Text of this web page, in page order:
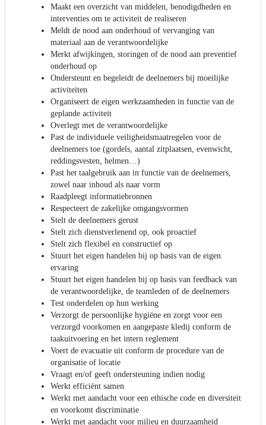
Maakt een overzicht van middelen, benodigdheden en
interventies om te activiteit de realiseren
Meldt de nood aan onderhoud of vervanging van
materiaal aan de verantwoordelijke
Merkt afwijkingen, storingen of de nood aan preventief
onderhoud op
Ondersteunt en begeleidt de deelnemers bij moeilijke
activiteiten
Organiseert de eigen werkzaamheden in functie van de
geplande activiteit
Overlegt met de verantwoordelijke
Past de individuele veiligheidsmaatregelen voor de
deelnemers toe (gordels, aantal zitplaatsen, evenwicht,
reddingsvesten, helmen…)
Past het taalgebruik aan in functie van de deelnemers,
zowel naar inhoud als naar vorm
Raadpleegt informatiebronnen
Respecteert de zakelijke omgangsvormen
Stelt de deelnemers gerust
Stelt zich dienstverlenend op, ook proactief
Stelt zich flexibel en constructief op
Stuurt het eigen handelen bij op basis van de eigen
ervaring
Stuurt het eigen handelen bij op basis van feedback van
de verantwoordelijke, de teamleden of de deelnemers
Test onderdelen op hun werking
Verzorgt de persoonlijke hygiëne en zorgt voor een
verzorgd voorkomen en aangepaste kledij conform de
taakuitvoering en het intern reglement
Voert de evacuatie uit conform de procedure van de
organisatie of locatie
Vraagt en/of geeft ondersteuning indien nodig
Werkt efficiënt samen
Werkt met aandacht voor een ethische code en diversiteit
en voorkomt discriminatie
Werkt met aandacht voor milieu en duurzaamheid